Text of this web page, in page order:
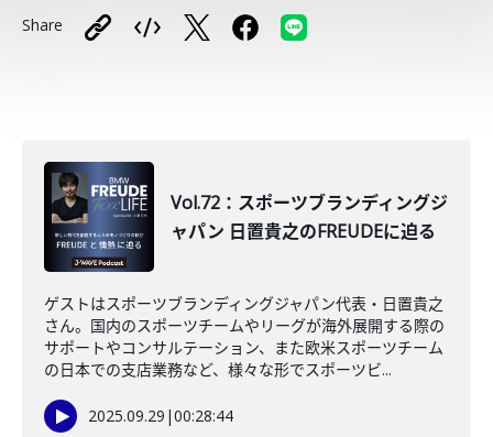
Share
Vol.72：スポーツブランディングジ
ャパン 日置貴之のFREUDEに迫る
ゲストはスポーツブランディングジャパン代表・日置貴之
さん。国内のスポーツチームやリーグが海外展開する際の
サポートやコンサルテーション、また欧米スポーツチーム
の日本での支店業務など、様々な形でスポーツビ...
2025.09.29 |00:28:44